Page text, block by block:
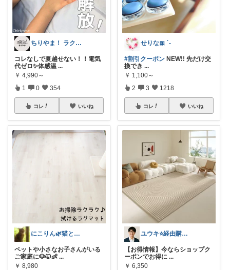
ちりやま！ ラク×便利グッズ🫧
コレなしで夏越せない！！電気
代ゼロ✨体感温 ...
￥ 4,990～
1 0 354
コレ いいね
にこりん🌿猫と暮らす主婦のROOM😹
ペットや小さなお子さんがいる
ご家庭に🐶🐱👶 ...
￥ 8,980
せりな🎀 ´-
#割引クーポン NEW!! 先だけ交
換でき ...
￥ 1,100～
2 3 1218
コレ いいね
ユウキ⭐️経由購入感謝です！
【お得情報】今ならショップク
ーポンでお得に ...
￥ 6,350